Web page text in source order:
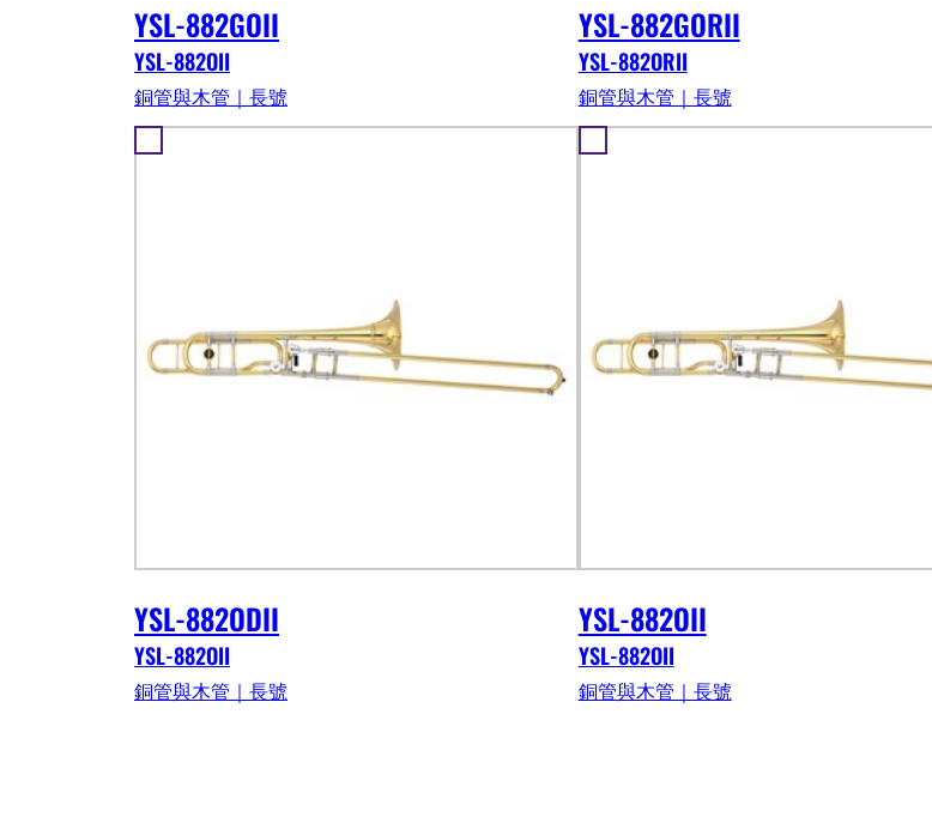
YSL-882GOII
YSL-882OII
銅管與木管｜長號
YSL-882GORII
YSL-882ORII
銅管與木管｜長號
YSL-882ODII
YSL-882OII
銅管與木管｜長號
YSL-882OII
YSL-882OII
銅管與木管｜長號